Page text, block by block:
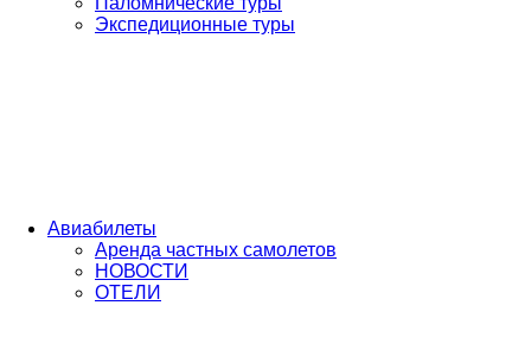
Экспедиционные туры
Авиабилеты
Аренда частных самолетов
НОВОСТИ
ОТЕЛИ